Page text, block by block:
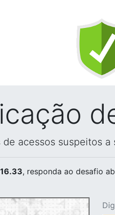
acessos suspeitos
, responda ao desafio